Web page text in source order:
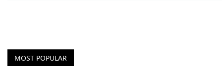
MOST POPULAR